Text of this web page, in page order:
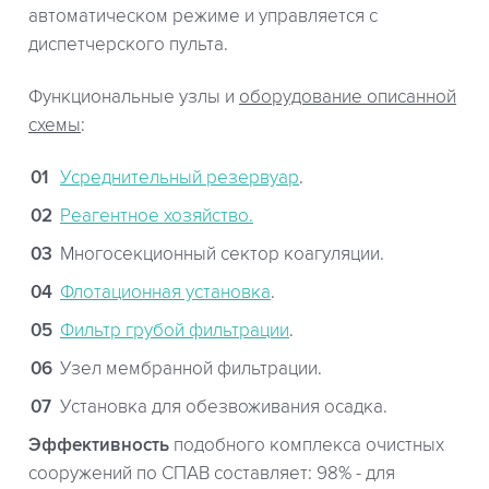
автоматическом режиме и управляется с
диспетчерского пульта.
Функциональные узлы и оборудование описанной
схемы:
Усреднительный резервуар.
Реагентное хозяйство.
Многосекционный сектор коагуляции.
Флотационная установка.
Фильтр грубой фильтрации.
Узел мембранной фильтрации.
Установка для обезвоживания осадка.
Эффективность подобного комплекса очистных
сооружений по СПАВ составляет: 98% - для